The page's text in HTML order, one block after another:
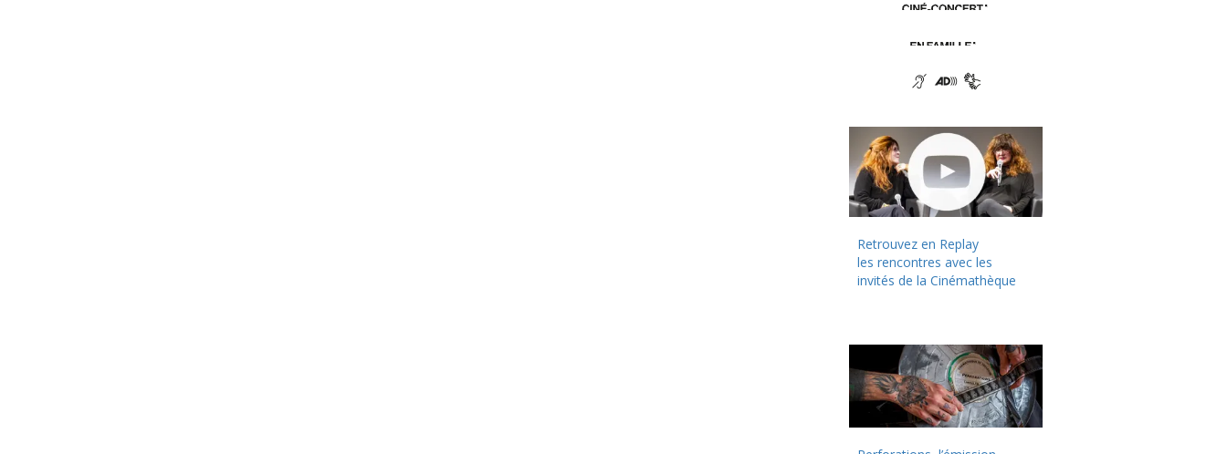
Retrouvez en Replay
les rencontres avec les
invités de la Cinémathèque